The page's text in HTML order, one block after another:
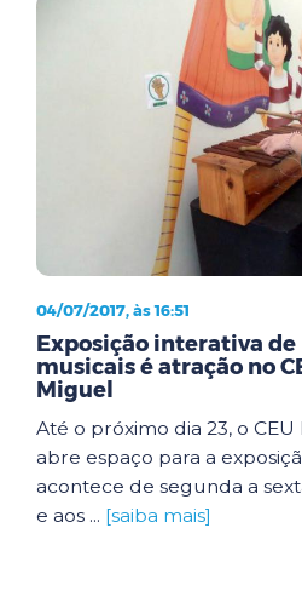
04/07/2017, às 16:51
Exposição interativa
musicais é atração no
Miguel
Até o próximo dia 23, o
abre espaço para a
acontece de segunda a
e aos ... [saiba mais]